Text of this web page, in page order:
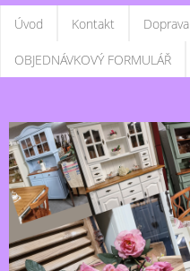
Úvod Kontakt Doprava
OBJEDNÁVKOVÝ FORMULÁŘ